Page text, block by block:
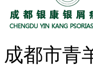
成都市青